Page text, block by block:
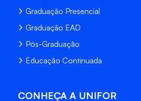
Graduação Presencial
Graduação EAD
Pós-Graduação
Educação Continuada
CONHEÇA A UNIFOR